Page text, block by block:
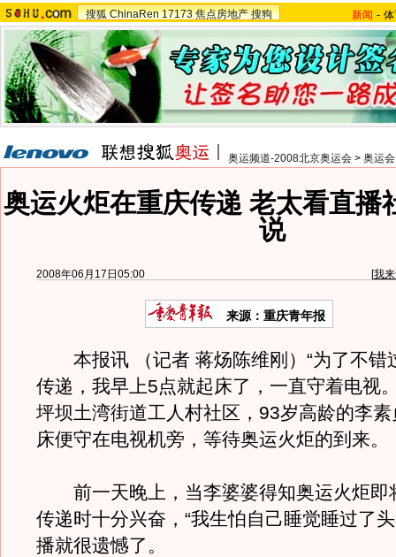
搜狐 ChinaRen 17173 焦点房地产 搜狗 新闻 -
奥运频道-2008北京奥运会 > 奥运
奥运火炬在重庆传递 老太看直播
说
2008年06月17日05:00 [我
来源：重庆青年报
本报讯 （记者 蒋炀陈维刚）“为了不错
传递，我早上5点就起床了，一直守着电视
坪坝土湾街道工人村社区，93岁高龄的李
床便守在电视机旁，等待奥运火炬的到来。
前一天晚上，当李婆婆得知奥运火炬即
传递时十分兴奋，“我生怕自己睡觉睡过了
播就很遗憾了。